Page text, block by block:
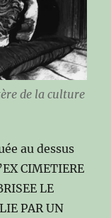
de la culture
au dessus
CIMETIERE
LE
PAR UN